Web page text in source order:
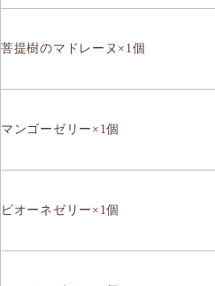
菩提樹のマドレーヌ×1個
マンゴーゼリー×1個
ピオーネゼリー×1個